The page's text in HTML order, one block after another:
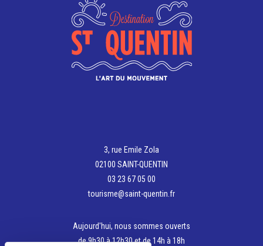
3, rue Emile Zola
02100 SAINT-QUENTIN
03 23 67 05 00
tourisme@saint-quentin.fr
Aujourd'hui, nous sommes ouverts
de 9h30 à 12h30 et de 14h à 18h